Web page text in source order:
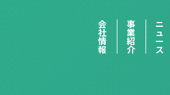
会
社
情
報
事
業
紹
介
ニ
ュ
ー
ス